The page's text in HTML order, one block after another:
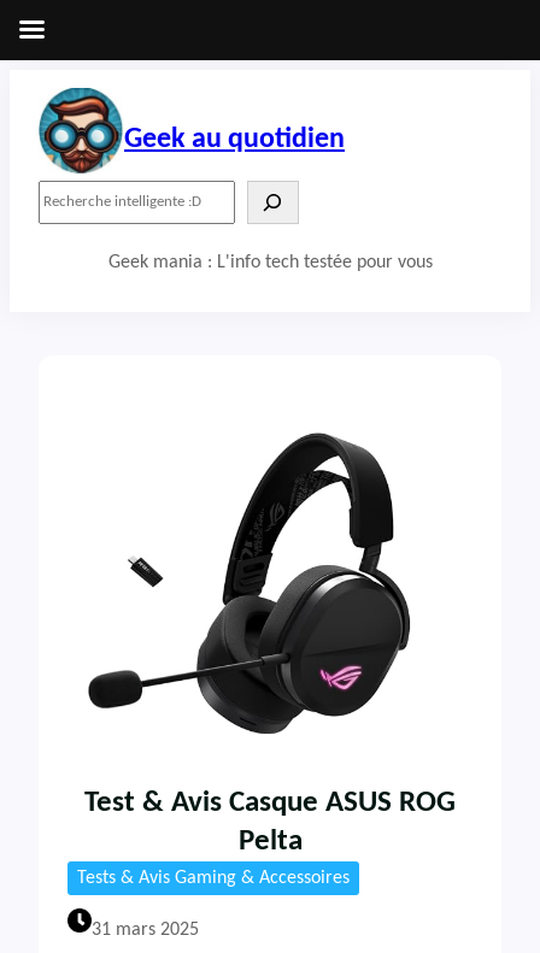
contenu
Geek au quotidien
Geek mania : L'info tech testée pour vous
Test & Avis Casque ASUS ROG
Pelta
Tests & Avis Gaming & Accessoires
31 mars 2025